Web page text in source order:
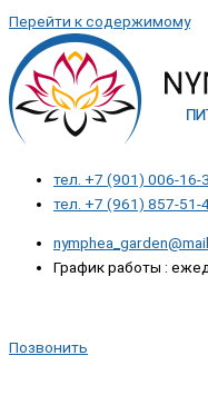
Перейти к содержимому
тел. +7 (901) 006-16-
тел. +7 (961) 857-51-
График работы :
Позвонить